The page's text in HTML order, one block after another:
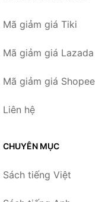
Mã giảm giá Tiki
Mã giảm giá Lazada
Mã giảm giá Shopee
Liên hệ
CHUYÊN MỤC
Sách tiếng Việt